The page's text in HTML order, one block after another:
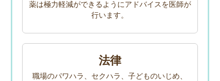
薬は極力軽減ができるようにアドバイスを医師が
行います。
法律
職場のパワハラ、セクハラ、子どものいじめ、